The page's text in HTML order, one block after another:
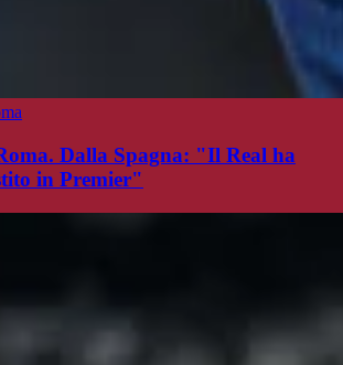
Dalla Spagna: "Il Real ha
in Premier"